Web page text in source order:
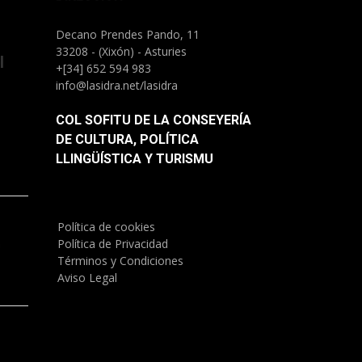
Decano Prendes Pando, 11
33208 - (Xixón) - Asturies
+[34] 652 594 983
info@lasidra.net/lasidra
COL SOFITU DE LA CONSEYERÍA
DE CULTURA, POLÍTICA
LLINGÜÍSTICA Y TURISMU
Política de cookies
Política de Privacidad
Términos y Condiciones
Aviso Legal